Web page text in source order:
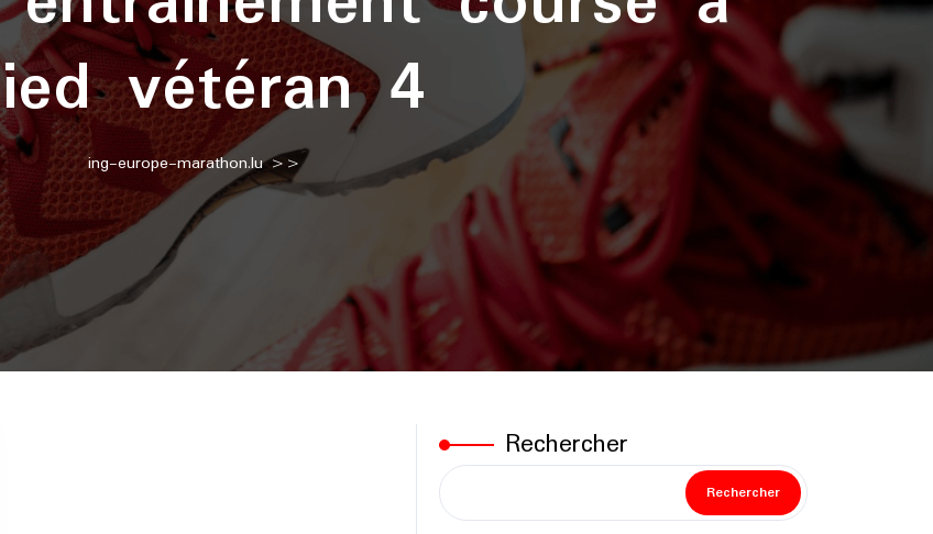
vétéran 4
ing-europe-marathon.lu>>
Rechercher
Rechercher